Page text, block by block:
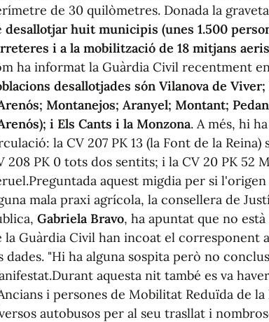
de 30 quilòmetres. Donada la
desallotjar huit municipis (unes 1.500
i a la mobilització de 18 mitjans
ha informat la Guàrdia Civil recentment
desallotjades són Vilanova de Viver;
Montanejos; Aranyel; Montant;
i Els Cants i la Monzona. A més, hi
la CV 207 PK 13 (la Font de la
208 PK 0 tots dos sentits; i la CV 20 PK 52
aquest migdia per si
mala praxi agrícola, la consellera de
Gabriela Bravo, ha apuntat que no
la Guàrdia Civil han incoat el corresponent
dades. "Hi ha alguna sospita però no
aquesta nit també es va
i persones de Mobilitat Reduïda de
autobusos per al seu trasllat i